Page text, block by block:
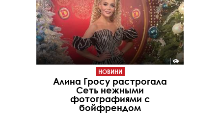
НОВИНИ
Алина Гросу растрогала
Сеть нежными
фотографиями с
бойфрендом